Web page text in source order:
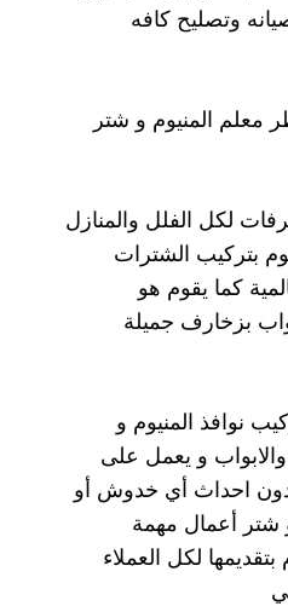
وتصليح كافه
المنيوم و شتر
لكل الفلل والمنازل
بتركيب الشترات
كما يقوم هو
بزخارف جميلة
نوافذ المنيوم و
و يعمل على
دون احداث أي خدوش أو
شتر أعمال مهمة
لكل العملاء